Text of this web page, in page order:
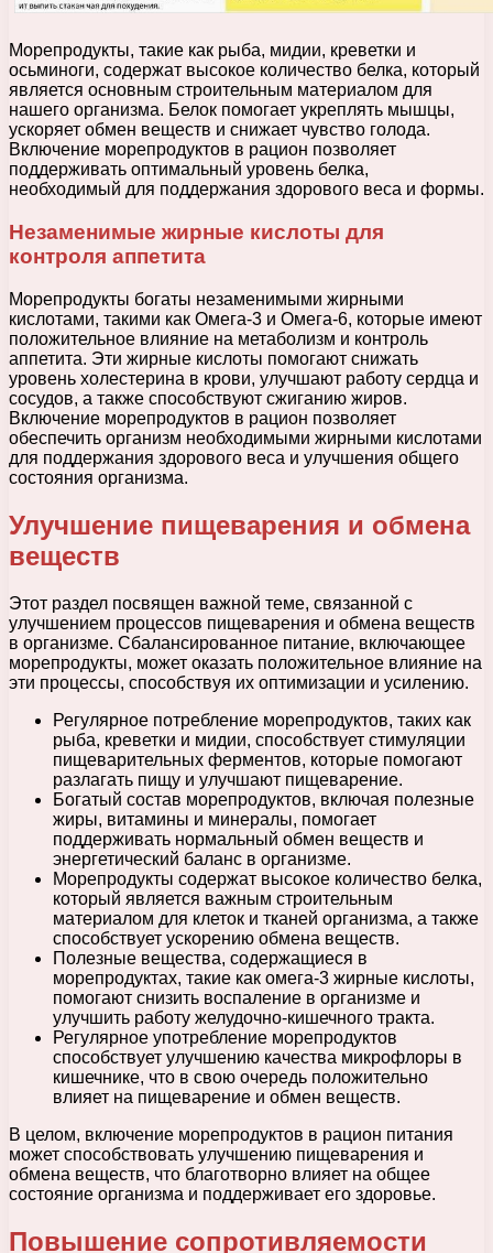
Морепродукты, такие как рыба, мидии, креветки и
осьминоги, содержат высокое количество белка, который
является основным строительным материалом для
нашего организма. Белок помогает укреплять мышцы,
ускоряет обмен веществ и снижает чувство голода.
Включение морепродуктов в рацион позволяет
поддерживать оптимальный уровень белка,
необходимый для поддержания здорового веса и формы.
Незаменимые жирные кислоты для
контроля аппетита
Морепродукты богаты незаменимыми жирными
кислотами, такими как Омега-3 и Омега-6, которые имеют
положительное влияние на метаболизм и контроль
аппетита. Эти жирные кислоты помогают снижать
уровень холестерина в крови, улучшают работу сердца и
сосудов, а также способствуют сжиганию жиров.
Включение морепродуктов в рацион позволяет
обеспечить организм необходимыми жирными кислотами
для поддержания здорового веса и улучшения общего
состояния организма.
Улучшение пищеварения и обмена
веществ
Этот раздел посвящен важной теме, связанной с
улучшением процессов пищеварения и обмена веществ
в организме. Сбалансированное питание, включающее
морепродукты, может оказать положительное влияние на
эти процессы, способствуя их оптимизации и усилению.
Регулярное потребление морепродуктов, таких как
рыба, креветки и мидии, способствует стимуляции
пищеварительных ферментов, которые помогают
разлагать пищу и улучшают пищеварение.
Богатый состав морепродуктов, включая полезные
жиры, витамины и минералы, помогает
поддерживать нормальный обмен веществ и
энергетический баланс в организме.
Морепродукты содержат высокое количество белка,
который является важным строительным
материалом для клеток и тканей организма, а также
способствует ускорению обмена веществ.
Полезные вещества, содержащиеся в
морепродуктах, такие как омега-3 жирные кислоты,
помогают снизить воспаление в организме и
улучшить работу желудочно-кишечного тракта.
Регулярное употребление морепродуктов
способствует улучшению качества микрофлоры в
кишечнике, что в свою очередь положительно
влияет на пищеварение и обмен веществ.
В целом, включение морепродуктов в рацион питания
может способствовать улучшению пищеварения и
обмена веществ, что благотворно влияет на общее
состояние организма и поддерживает его здоровье.
Повышение сопротивляемости